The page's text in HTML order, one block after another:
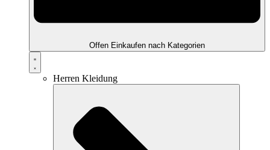
Offen Einkaufen nach Kategorien
Herren Kleidung